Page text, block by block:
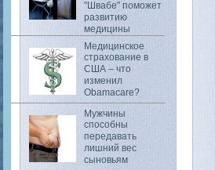
"Швабе" поможет
развитию
медицины
Медицинское
страхование в
США – что
изменил
Obamacare?
Мужчины
способны
передавать
лишний вес
сыновьям